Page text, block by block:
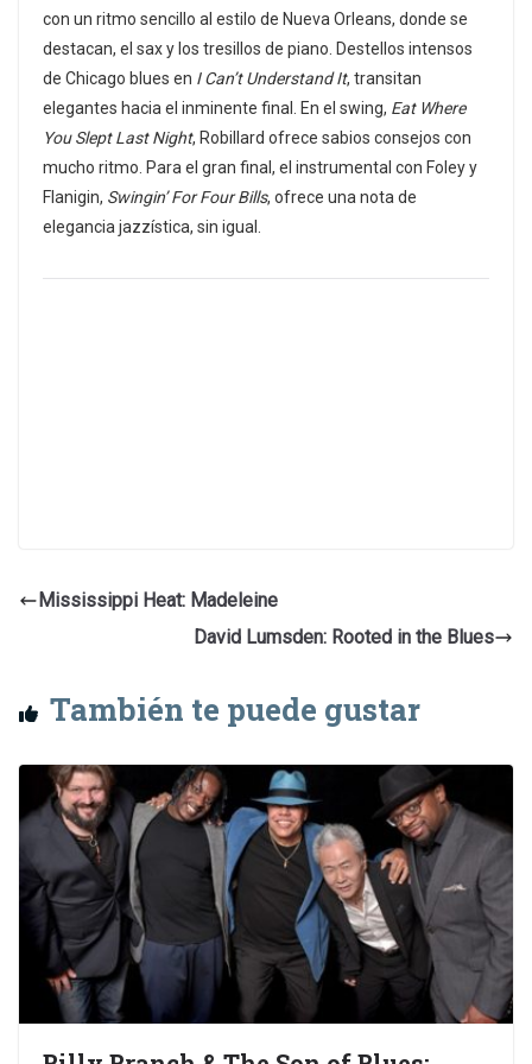
con un ritmo sencillo al estilo de Nueva Orleans, donde se
destacan, el sax y los tresillos de piano. Destellos intensos
de Chicago blues en I Can’t Understand It, transitan
elegantes hacia el inminente final. En el swing, Eat Where
You Slept Last Night, Robillard ofrece sabios consejos con
mucho ritmo. Para el gran final, el instrumental con Foley y
Flanigin, Swingin’ For Four Bills, ofrece una nota de
elegancia jazzística, sin igual.
Mississippi Heat: Madeleine
David Lumsden: Rooted in the Blues
También te puede gustar